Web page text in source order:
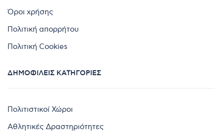
Όροι χρήσης
Πολιτική απορρήτου
Πολιτική Cookies
ΔΗΜΟΦΙΛΕΊΣ ΚΑΤΗΓΟΡΊΕΣ
Πολιτιστικοί Χώροι
Αθλητικές Δραστηριότητες